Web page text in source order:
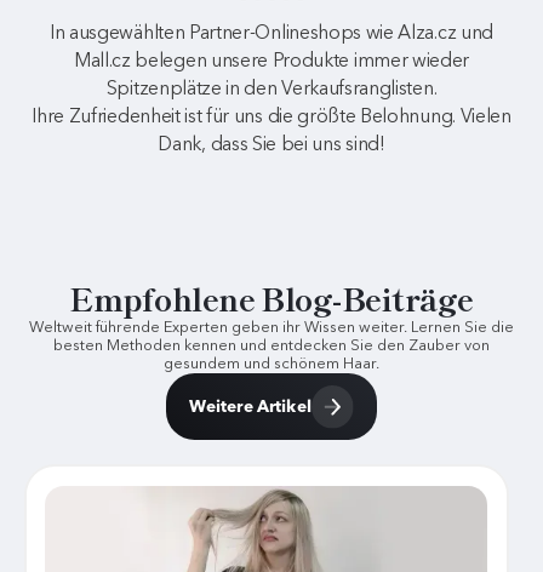
In ausgewählten Partner-Onlineshops wie Alza.cz und
Mall.cz belegen unsere Produkte immer wieder
Spitzenplätze in den Verkaufsranglisten.
Ihre Zufriedenheit ist für uns die größte Belohnung. Vielen
Dank, dass Sie bei uns sind!
Empfohlene Blog-Beiträge
Weltweit führende Experten geben ihr Wissen weiter. Lernen Sie die
besten Methoden kennen und entdecken Sie den Zauber von
gesundem und schönem Haar.
Weitere Artikel